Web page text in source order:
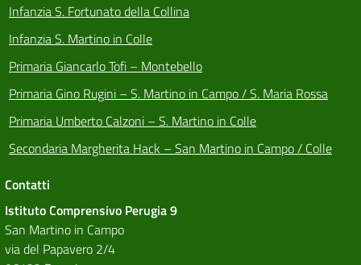
Infanzia S. Fortunato della Collina
Infanzia S. Martino in Colle
Primaria Giancarlo Tofi – Montebello
Primaria Gino Rugini – S. Martino in Campo / S. Maria Rossa
Primaria Umberto Calzoni – S. Martino in Colle
Secondaria Margherita Hack – San Martino in Campo / Colle
Contatti
Istituto Comprensivo Perugia 9
San Martino in Campo
via del Papavero 2/4